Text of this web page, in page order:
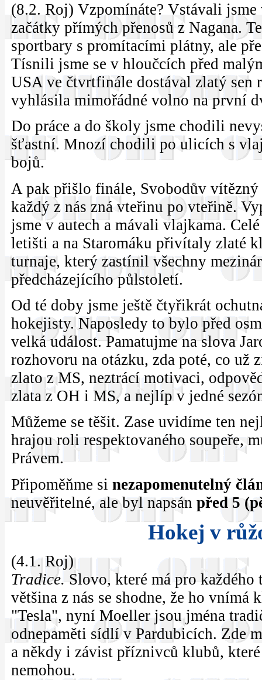
(8.2. Roj) Vzpomínáte? Vstávali
začátky přímých přenosů z Nagana.
sportbary s promítacími plátny, ale
Tísnili jsme se v hloučcích před
USA ve čtvrtfinále dostával zlatý sen
vyhlásila mimořádné volno na první
Do práce a do školy jsme chodili
šťastní. Mnozí chodili po ulicích s
bojů.
A pak přišlo finále, Svobodův
každý z nás zná vteřinu po vteřině.
jsme v autech a mávali vlajkama.
letišti a na Staromáku přivítaly zlaté
turnaje, který zastínil všechny
předcházejícího půlstoletí.
Od té doby jsme ještě čtyřikrát
hokejisty. Naposledy to bylo před
velká událost. Pamatujme na slova
rozhovoru na otázku, zda poté, co už
zlato z MS, neztrácí motivaci,
zlata z OH i MS, a nejlíp v jedné
Můžeme se těšit. Zase uvidíme ten
hrajou roli respektovaného soupeře,
Právem.
Připoměňme si nezapomenutelný
neuvěřitelné, ale byl napsán před 5
Hokej v
(4.1. Roj)
Tradice.Slovo, které má pro
většina z nás se shodne, že ho vnímá
"Tesla", nyní Moeller jsou jména
odnepaměti sídlí v Pardubicích. Zde
a někdy i závist příznivců klubů,
nemohou.